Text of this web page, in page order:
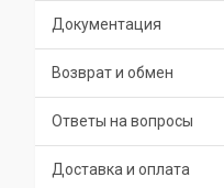
Документация
Возврат и обмен
Ответы на вопросы
Доставка и оплата